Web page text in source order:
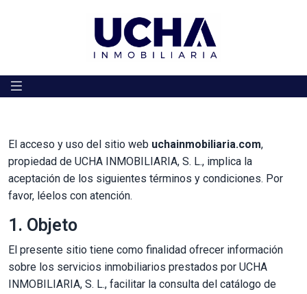
El acceso y uso del sitio web uchainmobiliaria.com,
propiedad de UCHA INMOBILIARIA, S. L., implica la
aceptación de los siguientes términos y condiciones. Por
favor, léelos con atención.
1. Objeto
El presente sitio tiene como finalidad ofrecer información
sobre los servicios inmobiliarios prestados por UCHA
INMOBILIARIA, S. L., facilitar la consulta del catálogo de